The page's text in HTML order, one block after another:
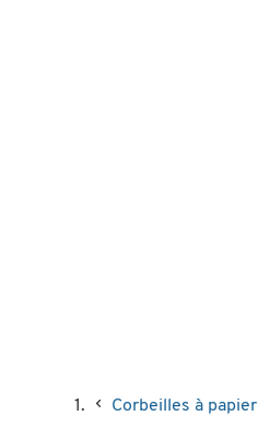
Corbeilles à papier